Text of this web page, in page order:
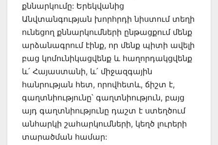
քննարկումը: Երեկվանից
Անվտանգության խորհրդի նիստում տեղի
ունեցող քննարկումների ընթացքում մենք
արձանագրում էինք, որ մենք պիտի ավելի
բաց կոմունիկացվենք և հաղորդակցվենք
և՛ Հայաստանի, և՛ միջազգային
հանրության հետ, որովհետև, ճիշտ է,
գաղտնիությունը՝ գաղտնիություն, բայց
այդ գաղտնիությունը դաշտ է ստեղծում
անհարկի շահարկումների, կեղծ լուրերի
տարածման համար: